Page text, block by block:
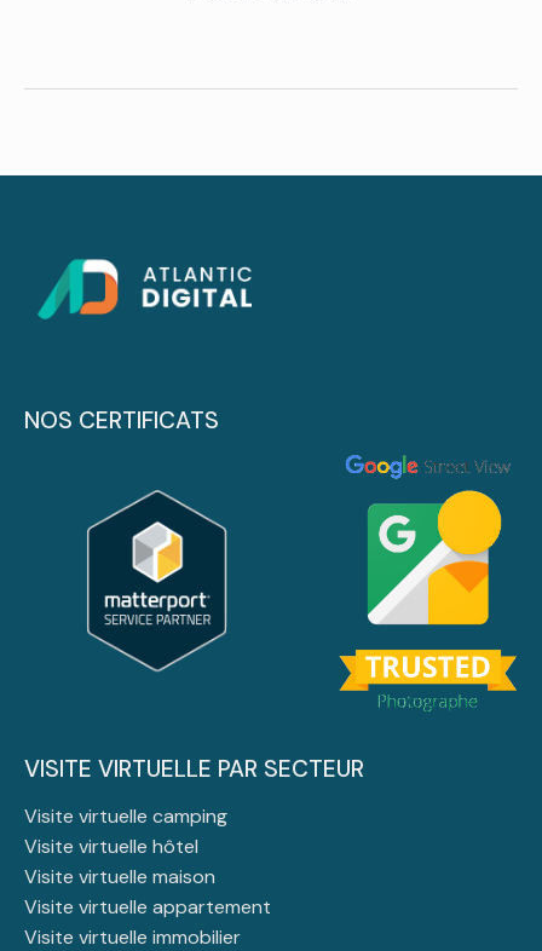
NOS CERTIFICATS
VISITE VIRTUELLE PAR SECTEUR
Visite virtuelle camping
Visite virtuelle hôtel
Visite virtuelle maison
Visite virtuelle appartement
Visite virtuelle immobilier